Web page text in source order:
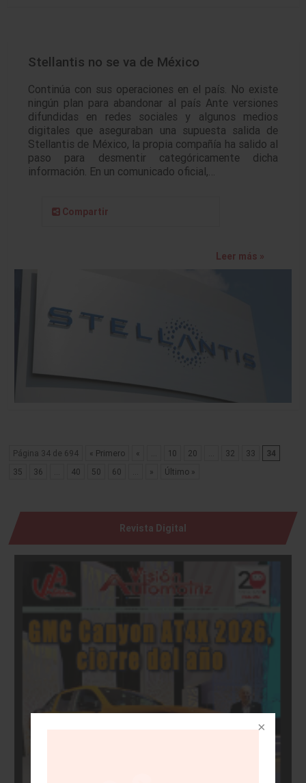
Stellantis no se va de México
Continúa con sus operaciones en el país. No existe
ningún plan para abandonar al país Ante versiones
difundidas en redes sociales y algunos medios
digitales que aseguraban una supuesta salida de
Stellantis de México, la propia compañía ha salido al
paso para desmentir categóricamente dicha
información. En un comunicado oficial,…
Compartir
Leer más »
Página 34 de 694 « Primero « 10 20 32 33
34
35
36 40 50 60 » Último »
Revista Digital